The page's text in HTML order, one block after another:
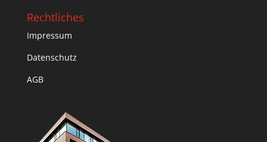
Rechtliches
Impressum
Datenschutz
AGB